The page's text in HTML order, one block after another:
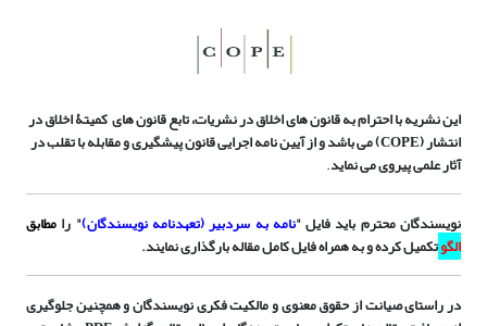
این نشریه با احترام به قانون های اخلاق در نشریات، تابع قانون های کمیتۀ اخلاق در
انتشار (COPE) می باشد و از آیین نامه اجرایی قانون پیشگیری و مقابله با تقلب در
آثار علمی پیروی می نماید.
نویسندگان محترم باید فایل "نامه به سردبیر (تعهدنامه نویسندگان)" را مطابق
الگوتکمیل کرده و به همراه فایل کامل مقاله بارگذاری نمایند.
در راستای صیانت از حقوق معنوی و مالکیت فکری نویسندگان و همچنین جلوگیری